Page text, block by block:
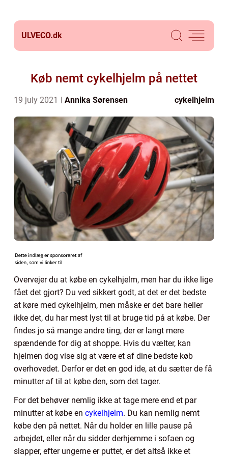
ULVECO.dk
Køb nemt cykelhjelm på nettet
19 july 2021 Annika Sørensen cykelhjelm
Overvejer du at købe en cykelhjelm, men har du ikke lige
fået det gjort? Du ved sikkert godt, at det er det bedste
at køre med cykelhjelm, men måske er det bare heller
ikke det, du har mest lyst til at bruge tid på at købe. Der
findes jo så mange andre ting, der er langt mere
spændende for dig at shoppe. Hvis du vælter, kan
hjelmen dog vise sig at være et af dine bedste køb
overhovedet. Derfor er det en god ide, at du sætter de få
minutter af til at købe den, som det tager.
For det behøver nemlig ikke at tage mere end et par
minutter at købe en cykelhjelm. Du kan nemlig nemt
købe den på nettet. Når du holder en lille pause på
arbejdet, eller når du sidder derhjemme i sofaen og
slapper, efter ungerne er puttet, er det altså ikke et